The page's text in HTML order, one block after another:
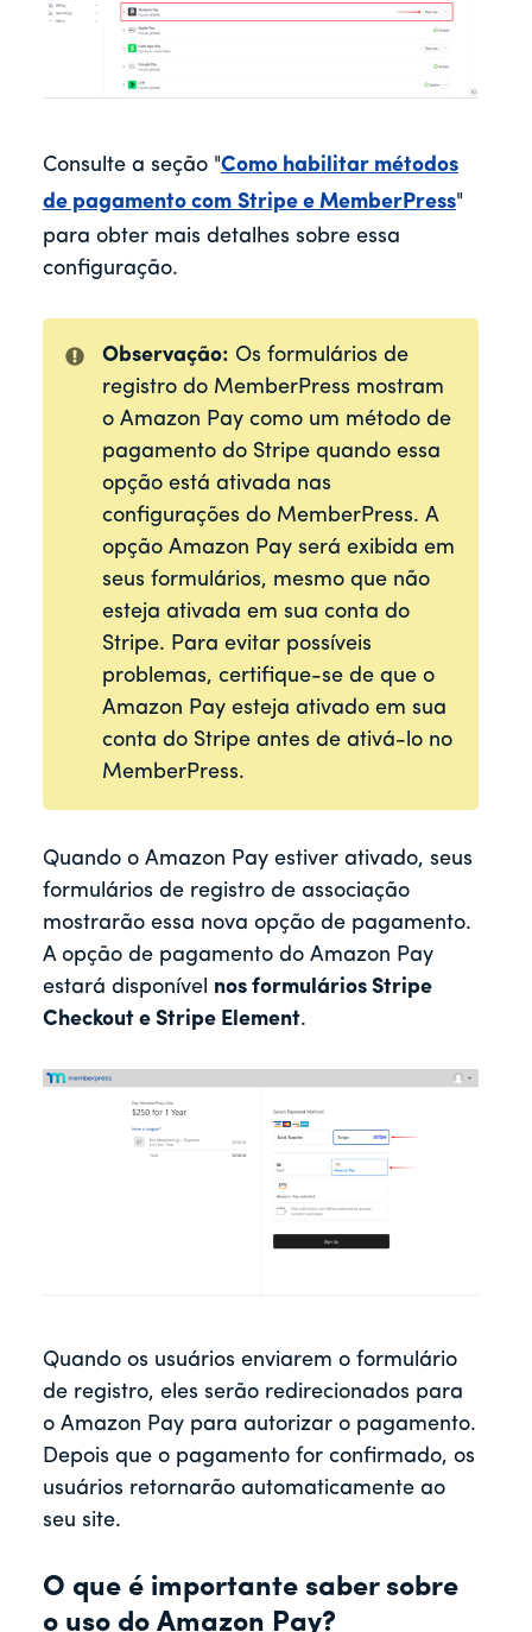
Consulte a seção "Como habilitar métodos
de pagamento com Stripe e MemberPress"
para obter mais detalhes sobre essa
configuração.
Observação: Os formulários de
registro do MemberPress mostram
o Amazon Pay como um método de
pagamento do Stripe quando essa
opção está ativada nas
configurações do MemberPress. A
opção Amazon Pay será exibida em
seus formulários, mesmo que não
esteja ativada em sua conta do
Stripe. Para evitar possíveis
problemas, certifique-se de que o
Amazon Pay esteja ativado em sua
conta do Stripe antes de ativá-lo no
MemberPress.
Quando o Amazon Pay estiver ativado, seus
formulários de registro de associação
mostrarão essa nova opção de pagamento.
A opção de pagamento do Amazon Pay
estará disponível nos formulários Stripe
Checkout e Stripe Element.
Quando os usuários enviarem o formulário
de registro, eles serão redirecionados para
o Amazon Pay para autorizar o pagamento.
Depois que o pagamento for confirmado, os
usuários retornarão automaticamente ao
seu site.
O que é importante saber sobre
o uso do Amazon Pay?